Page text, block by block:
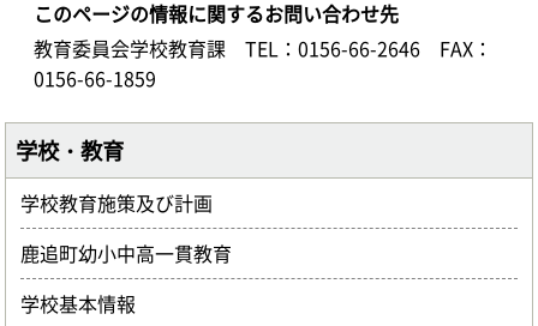
このページの情報に関するお問い合わせ先
教育委員会学校教育課
TEL：0156-66-2646
FAX：
0156-66-1859
学校・教育
学校教育施策及び計画
鹿追町幼小中高一貫教育
学校基本情報